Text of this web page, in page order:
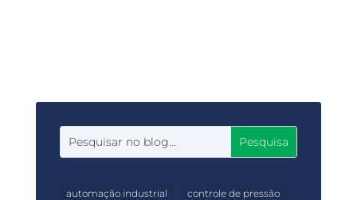
automação industrial controle de pressão